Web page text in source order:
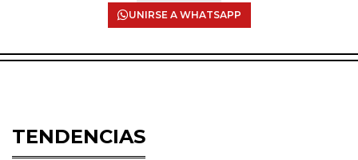
UNIRSE A WHATSAPP
TENDENCIAS